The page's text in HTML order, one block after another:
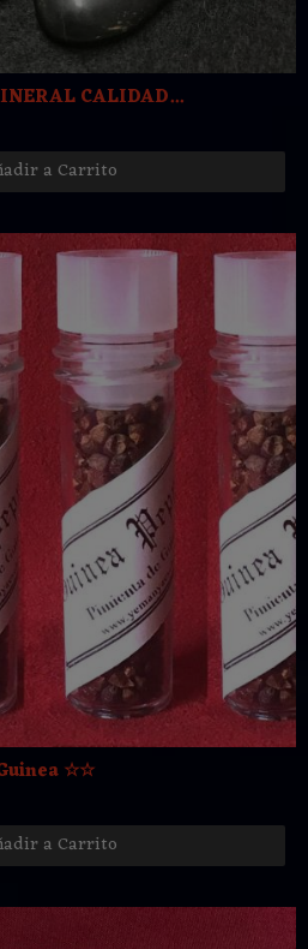
CALIDAD...
a Carrito
☆☆
a Carrito